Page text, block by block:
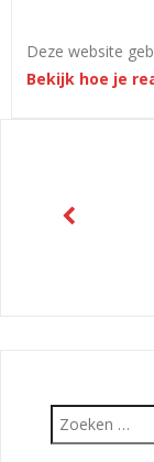
Deze website
Bekijk hoe je
Zoeken
naar: